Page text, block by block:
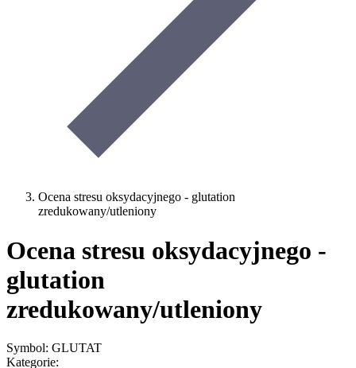
Ocena stresu oksydacyjnego - glutation
zredukowany/utleniony
Ocena stresu oksydacyjnego -
glutation
zredukowany/utleniony
Symbol: GLUTAT
Kategorie: